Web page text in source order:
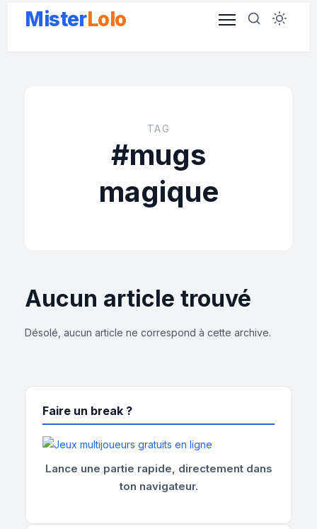
AllerMisterLolo
TAG
#mugs
magique
Aucun article trouvé
Désolé, aucun article ne correspond à cette archive.
Faire un break ?
Lance une partie rapide, directement dans
ton navigateur.